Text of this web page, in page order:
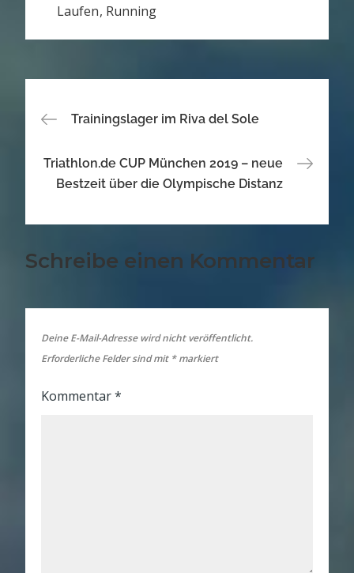
Laufen Running
Beitragsnavigation
Trainingslager im Riva del Sole
Triathlon.de CUP München 2019 – neue
Bestzeit über die Olympische Distanz
Schreibe einen Kommentar
Deine E-Mail-Adresse wird nicht veröffentlicht.
Erforderliche Felder sind mit *markiert
Kommentar*